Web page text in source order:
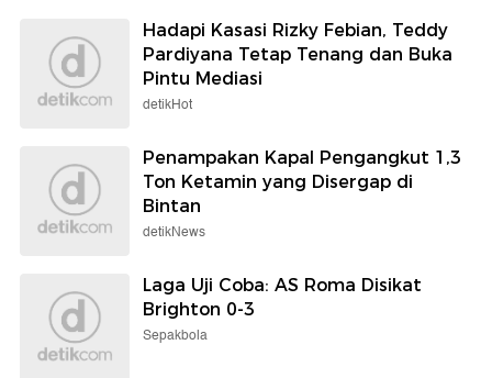
Hadapi Kasasi Rizky Febian, Teddy
Pardiyana Tetap Tenang dan Buka
Pintu Mediasi
detikHot
Penampakan Kapal Pengangkut 1,3
Ton Ketamin yang Disergap di
Bintan
detikNews
Laga Uji Coba: AS Roma Disikat
Brighton 0-3
Sepakbola